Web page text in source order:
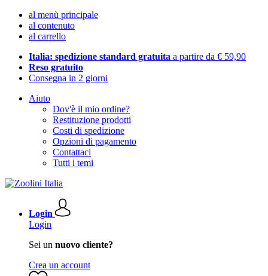
al menù principale
al contenuto
al carrello
Italia: spedizione standard gratuita a partire da € 59,90
Reso gratuito
Consegna in 2 giorni
Aiuto
Dov'è il mio ordine?
Restituzione prodotti
Costi di spedizione
Opzioni di pagamento
Contattaci
Tutti i temi
Login
Login
Sei un nuovo cliente?
Crea un account